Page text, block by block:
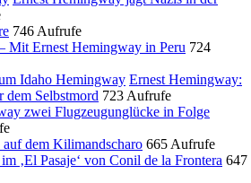
746 Aufrufe
Mit Ernest Hemingway in Peru 724
Ernest Hemingway:
dem Selbstmord 723 Aufrufe
zwei Flugzeugunglücke in Folge
auf dem Kilimandscharo 665 Aufrufe
‚El Pasaje‘ von Conil de la Frontera 647